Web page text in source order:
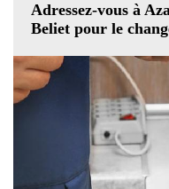
Adressez-vous à
Beliet pour le